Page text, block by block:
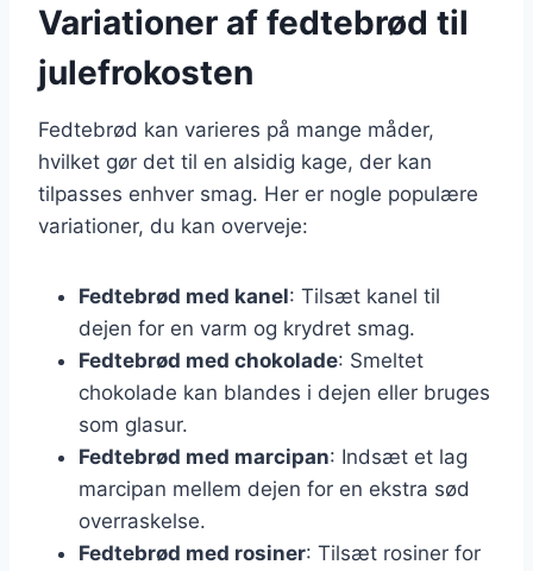
Variationer af fedtebrød til
julefrokosten
Fedtebrød kan varieres på mange måder,
hvilket gør det til en alsidig kage, der kan
tilpasses enhver smag. Her er nogle populære
variationer, du kan overveje:
Fedtebrød med kanel: Tilsæt kanel til
dejen for en varm og krydret smag.
Fedtebrød med chokolade: Smeltet
chokolade kan blandes i dejen eller bruges
som glasur.
Fedtebrød med marcipan: Indsæt et lag
marcipan mellem dejen for en ekstra sød
overraskelse.
Fedtebrød med rosiner: Tilsæt rosiner for